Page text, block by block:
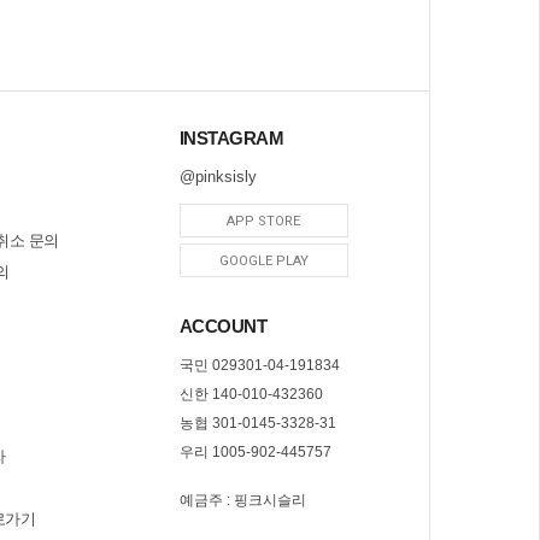
소 문의
가기
INSTAGRAM
@pinksisly
APP STORE
GOOGLE PLAY
ACCOUNT
국민 029301-04-191834
신한 140-010-432360
농협 301-0145-3328-31
우리 1005-902-445757
예금주 : 핑크시슬리